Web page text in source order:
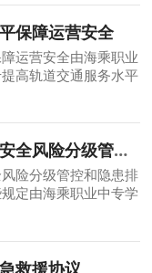
轨道交通的服务产业
保障运营安全
运营安全由海乘职业
高轨道交通服务水平
通服务水平保障运营
《城市轨道交通运营安全风险分级管控和隐患排查治理管理办法》有哪些规定
险分级管控和隐患排
定由海乘职业中专学
救援协议